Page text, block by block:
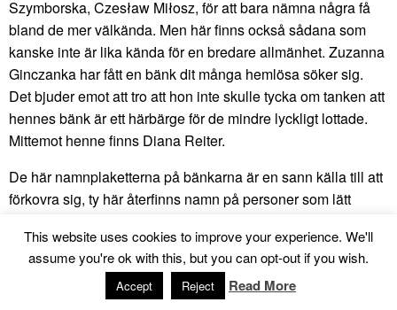
Szymborska, Czesław Miłosz, för att bara nämna några få
bland de mer välkända. Men här finns också sådana som
kanske inte är lika kända för en bredare allmänhet. Zuzanna
Ginczanka har fått en bänk dit många hemlösa söker sig.
Det bjuder emot att tro att hon inte skulle tycka om tanken att
hennes bänk är ett härbärge för de mindre lyckligt lottade.
Mittemot henne finns Diana Reiter.
De här namnplaketterna på bänkarna är en sann källa till att
förkovra sig, ty här återfinns namn på personer som lätt
Gusta Dawidson Draenger. Utan en bänk tillägnad henne
hade jag nog aldrig lyckats söka upp henne.
Gusta Dawidson föddes i Kraków 1917, samma år som
This website uses cookies to improve your experience. We'll
assume you're ok with this, but you can opt-out if you wish.
Accept Reject Read More